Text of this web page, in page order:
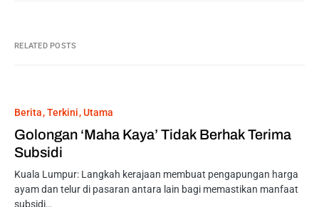
RELATED POSTS
Berita Terkini Utama
Golongan ‘Maha Kaya’ Tidak Berhak Terima
Subsidi
Kuala Lumpur: Langkah kerajaan membuat pengapungan harga
ayam dan telur di pasaran antara lain bagi memastikan manfaat
subsidi…